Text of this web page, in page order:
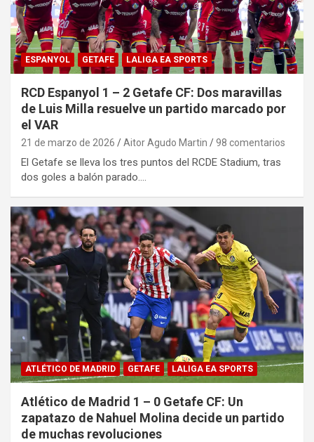
ESPANYOL GETAFE LALIGA EA SPORTS
RCD Espanyol 1 – 2 Getafe CF: Dos maravillas
de Luis Milla resuelve un partido marcado por
el VAR
21 de marzo de 2026 Aitor Agudo Martin 98 comentarios
El Getafe se lleva los tres puntos del RCDE Stadium, tras
dos goles a balón parado.…
ATLÉTICO DE MADRID GETAFE LALIGA EA SPORTS
Atlético de Madrid 1 – 0 Getafe CF: Un
zapatazo de Nahuel Molina decide un partido
de muchas revoluciones